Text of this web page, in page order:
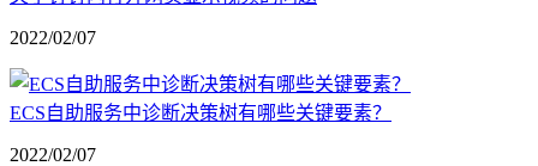
2022/02/07
ECS自助服务中诊断决策树有哪些关键要素？
2022/02/07